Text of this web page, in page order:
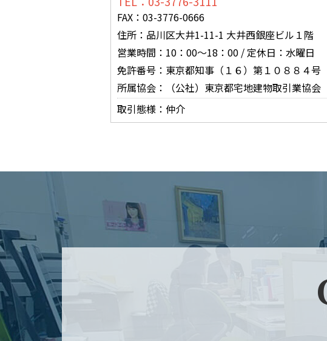
FAX：03-3776-0666
住所：品川区大井1-11-1 大井西銀座ビル１階
営業時間：10：00～18：00 / 定休日：水曜日
免許番号：東京都知事（１６）第１０８８４号
所属協会：（公社）東京都宅地建物取引業協会
取引態様：仲介